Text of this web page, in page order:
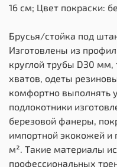
16 см; Цвет покраски:
Брусья/стойка под
Изготовлены из
круглой трубы D30
хватов, одеты
комфортно выполнять
подлокотники
березовой фанеры,
импортной экокожей и
м². Такие материалы
профессиональных